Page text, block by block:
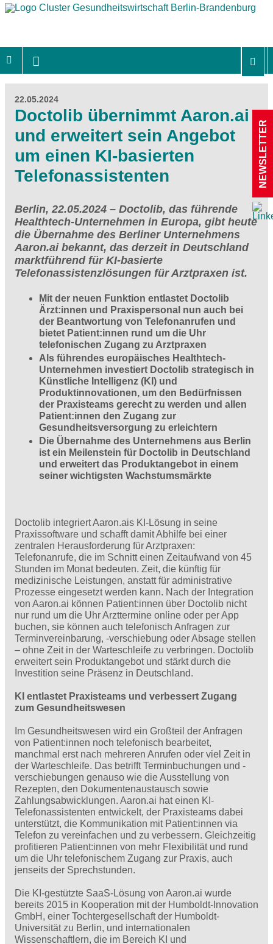
22.05.2024
Doctolib übernimmt Aaron.ai
und erweitert sein Angebot
um einen KI-basierten
Telefonassistenten
Berlin, 22.05.2024 – Doctolib, das führende
Healthtech-Unternehmen in Europa, gibt heute
die Übernahme des Berliner Unternehmens
Aaron.ai bekannt, das derzeit in Deutschland
marktführend für KI-basierte
Telefonassistenzlösungen für Arztpraxen ist.
Mit der neuen Funktion entlastet Doctolib
Ärzt:innen und Praxispersonal nun auch bei
der Beantwortung von Telefonanrufen und
bietet Patient:innen rund um die Uhr
telefonischen Zugang zu Arztpraxen
Als führendes europäisches Healthtech-
Unternehmen investiert Doctolib strategisch in
Künstliche Intelligenz (KI) und
Produktinnovationen, um den Bedürfnissen
der Praxisteams gerecht zu werden und allen
Patient:innen den Zugang zur
Gesundheitsversorgung zu erleichtern
Die Übernahme des Unternehmens aus Berlin
ist ein Meilenstein für Doctolib in Deutschland
und erweitert das Produktangebot in einem
seiner wichtigsten Wachstumsmärkte
Doctolib integriert Aaron.ais KI-Lösung in seine
Praxissoftware und schafft damit Abhilfe bei einer
zentralen Herausforderung für Arztpraxen:
Telefonanrufe, die im Schnitt einen Zeitaufwand von 45
Stunden im Monat bedeuten. Zeit, die künftig für
medizinische Leistungen, anstatt für administrative
Prozesse eingesetzt werden kann. Nach der Integration
von Aaron.ai können Patient:innen über Doctolib nicht
nur rund um die Uhr Arzttermine online oder per App
buchen, sie können auch telefonisch Anfragen zur
Terminvereinbarung, -verschiebung oder Absage stellen
– ohne Zeit in der Warteschleife zu verbringen. Doctolib
erweitert sein Produktangebot und stärkt durch die
Investition seine Präsenz in Deutschland.
KI entlastet Praxisteams und verbessert Zugang
zum Gesundheitswesen
Im Gesundheitswesen wird ein Großteil der Anfragen
von Patient:innen noch telefonisch bearbeitet,
manchmal erst nach mehreren Anrufen oder viel Zeit in
der Warteschleife. Das betrifft Terminbuchungen und -
verschiebungen genauso wie die Ausstellung von
Rezepten, den Dokumentenaustausch sowie
Zahlungsabwicklungen. Aaron.ai hat einen KI-
Telefonassistenten entwickelt, der Praxisteams dabei
unterstützt, die Kommunikation mit Patient:innen via
Telefon zu vereinfachen und zu verbessern. Gleichzeitig
profitieren Patient:innen von mehr Flexibilität und rund
um die Uhr telefonischem Zugang zur Praxis, auch
jenseits der Sprechstunden.
Die KI-gestützte SaaS-Lösung von Aaron.ai wurde
bereits 2015 in Kooperation mit der Humboldt-Innovation
GmbH, einer Tochtergesellschaft der Humboldt-
Universität zu Berlin, und internationalen
Wissenschaftlern, die im Bereich KI und
NEWSLETTER